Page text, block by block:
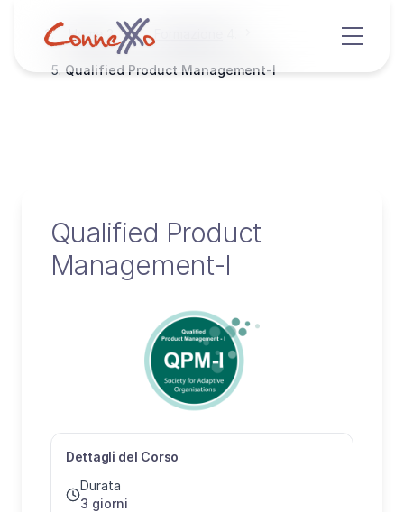
Home
Qualified Product Management-I
Qualified Product
Management-I
Dettagli del Corso
Durata
3 giorni